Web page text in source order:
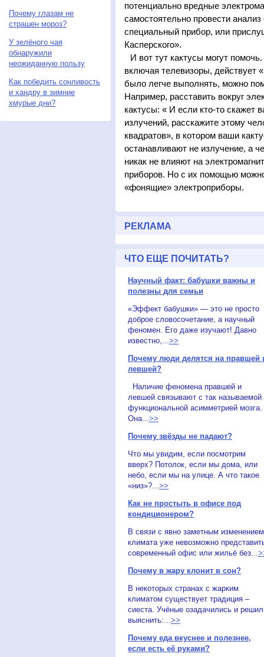
Почему глазам не
страшен мороз?
У зелёного чая
обнаружили
неожиданную пользу
Как победить сонливость
и хандру в зимние
хмурые дни?
потенциально вредные
самостоятельно провести
специальный прибор, или
Касперского».
И вот тут кактусы могут
включая телевизоры, действует
было легче выполнять, можно
Например, расставить вокруг
кактусы: « И если кто-то скажет
излучений, расскажите этому
квадратов», в котором ваши
останавливают не излучение, а
никак не влияют на
приборов. Но с их помощью
«фонящие» электроприборы.
РЕКЛАМА
ЧТО ЕЩЕ ПОЧИТАТЬ?
Научный факт: бабушки важны и
полезны для семьи
«Эффект бабушки» — это не просто
доброе словосочетание, а научный
феномен. Его даже изучают! Давно
известно,...>>
Почему люди делятся на правшей
левшей?
Наличие феномена правшей и
левшей связывают с так называемой
функциональной асимметрией мозга.
Она...>>
Почему звёзды не падают?
Что мы увидим, если посмотрим
вверх? Потолок, если мы дома, или
небо, если мы на улице. А что такое
«низ»?...>>
Как не простыть в офисе под
кондиционером?
В связи с явно заметным изменением
климата уже невозможно
современный офис или жильё без...
Почему в жару клонит в сон?
В некоторых странах с жарким
климатом существует традиция –
сиеста. Учёные озадачились и
выяснить:...>>
Почему еда вкуснее и полезнее,
если есть её руками?